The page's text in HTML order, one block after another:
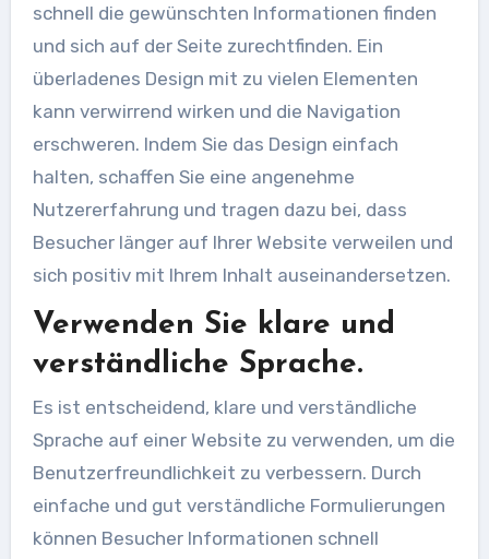
schnell die gewünschten Informationen finden
und sich auf der Seite zurechtfinden. Ein
überladenes Design mit zu vielen Elementen
kann verwirrend wirken und die Navigation
erschweren. Indem Sie das Design einfach
halten, schaffen Sie eine angenehme
Nutzererfahrung und tragen dazu bei, dass
Besucher länger auf Ihrer Website verweilen und
sich positiv mit Ihrem Inhalt auseinandersetzen.
Verwenden Sie klare und
verständliche Sprache.
Es ist entscheidend, klare und verständliche
Sprache auf einer Website zu verwenden, um die
Benutzerfreundlichkeit zu verbessern. Durch
einfache und gut verständliche Formulierungen
können Besucher Informationen schnell